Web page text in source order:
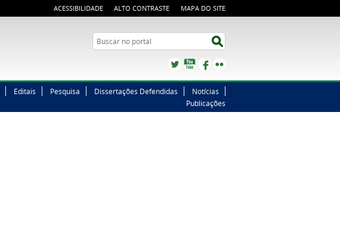
ACESSIBILIDADE ALTO CONTRASTE MAPA DO SITE
Buscar no portal
TwitterYouTubeFacebook
Editais Pesquisa Dissertações Defendidas
Notícias
Publicações